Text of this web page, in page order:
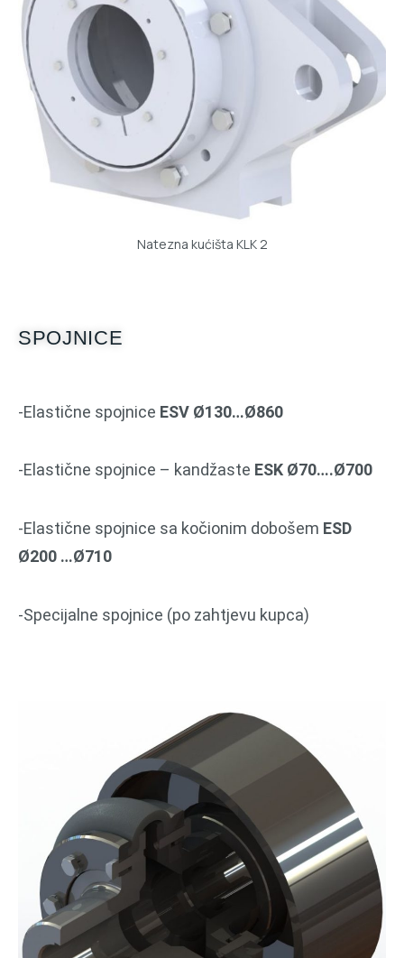
Natezna kućišta KLK 2
SPOJNICE
-Elastične spojnice ESV Ø130…Ø860
-Elastične spojnice – kandžaste ESK Ø70….Ø700
-Elastične spojnice sa kočionim dobošem ESD
Ø200 …Ø710
-Specijalne spojnice (po zahtjevu kupca)